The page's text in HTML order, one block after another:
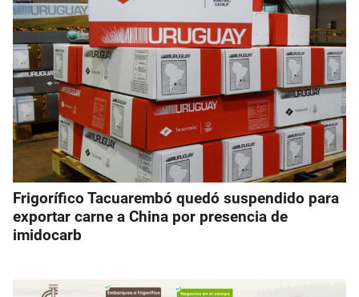
Frigorífico Tacuarembó quedó suspendido para
exportar carne a China por presencia de
imidocarb